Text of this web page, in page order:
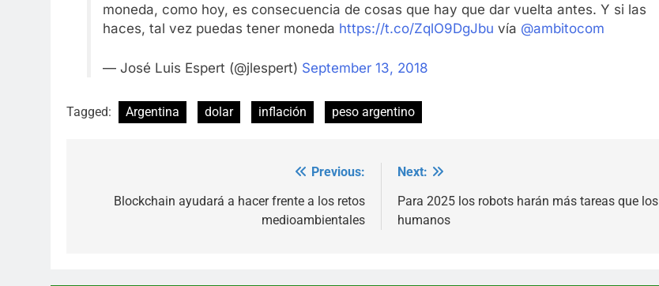
moneda, como hoy, es consecuencia de cosas que hay que dar vuelta antes. Y si las
haces, tal vez puedas tener moneda https://t.co/ZqlO9DgJbu vía @ambitocom
— José Luis Espert (@jlespert) September 13, 2018
Tagged: Argentina dolar inflación peso argentino
navigation
Previous:
Blockchain ayudará a hacer frente a los retos
medioambientales
Next:
Para 2025 los robots harán más tareas que los
humanos